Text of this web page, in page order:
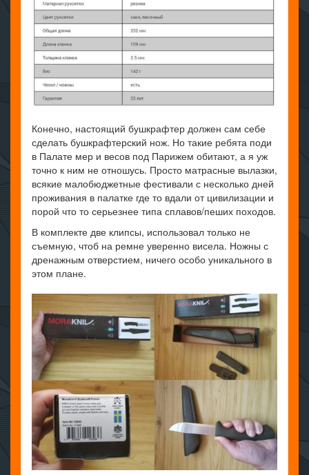
Конечно, настоящий бушкрафтер должен сам себе
сделать бушкрафтерский нож. Но такие ребята поди
в Палате мер и весов под Парижем обитают, а я уж
точно к ним не отношусь. Просто матрасные вылазки,
всякие малобюджетные фестивали с несколько дней
проживания в палатке где то вдали от цивилизации и
порой что то серьезнее типа сплавов/пеших походов.
В комплекте две клипсы, использовал только не
съемную, чтоб на ремне уверенно висела. Ножны с
дренажным отверстием, ничего особо уникального в
этом плане.